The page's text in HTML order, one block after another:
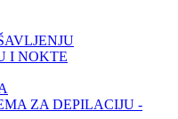
I NOKTE
ZA DEPILACIJU -